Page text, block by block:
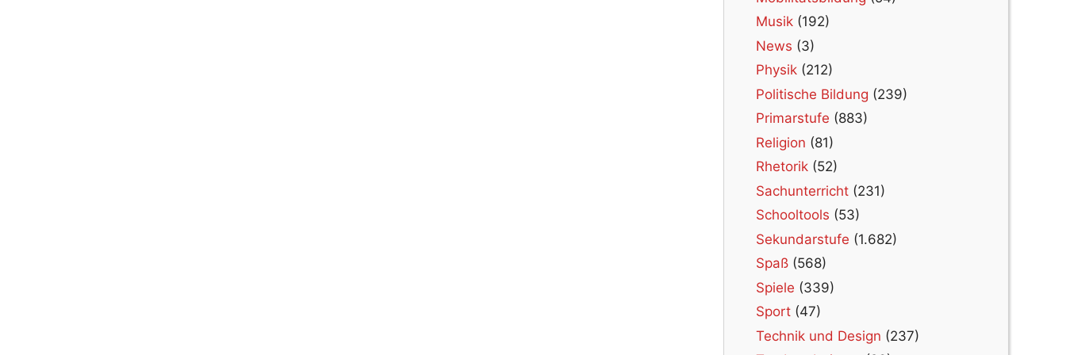
Musik (192)
News (3)
Physik (212)
Politische Bildung (239)
Primarstufe (883)
Religion (81)
Rhetorik (52)
Sachunterricht (231)
Schooltools (53)
Sekundarstufe (1.682)
Spaß (568)
Spiele (339)
Sport (47)
Technik und Design (237)